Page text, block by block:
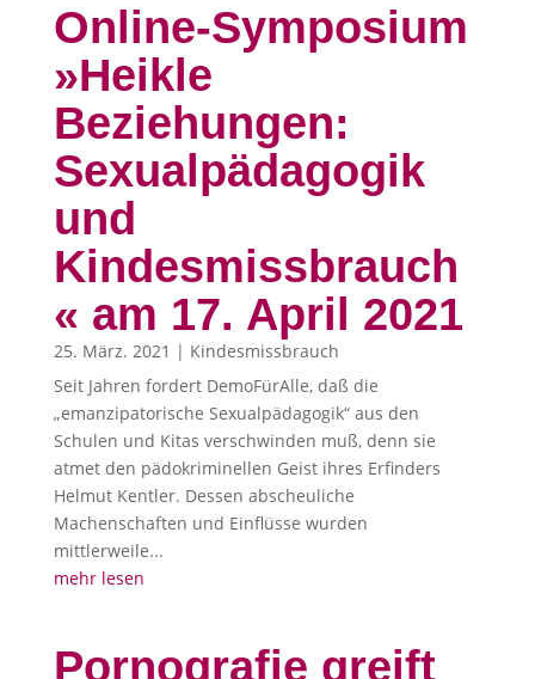
Online-Symposium
»Heikle
Beziehungen:
Sexualpädagogik
und
Kindesmissbrauch
« am 17. April 2021
25. März. 2021 | Kindesmissbrauch
Seit Jahren fordert DemoFürAlle, daß die
„emanzipatorische Sexualpädagogik“ aus den
Schulen und Kitas verschwinden muß, denn sie
atmet den pädokriminellen Geist ihres Erfinders
Helmut Kentler. Dessen abscheuliche
Machenschaften und Einflüsse wurden
mittlerweile...
mehr lesen
Pornografie greift